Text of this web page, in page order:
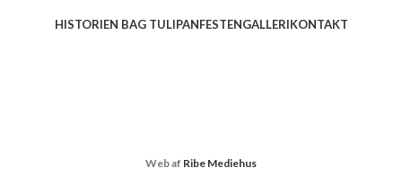
HISTORIEN BAG TULIPANFESTENGALLERIKONTAKT
Web af Ribe Mediehus